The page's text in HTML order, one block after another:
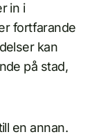
in i
fortfarande
kan
på stad,
en annan.